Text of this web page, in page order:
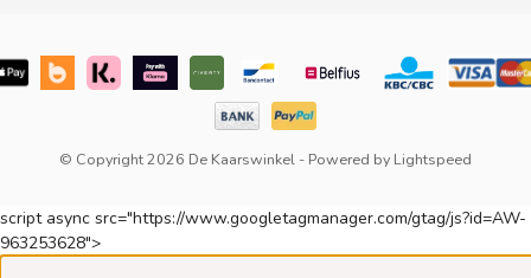
© Copyright 2026 De Kaarswinkel - Powered by Lightspeed
script async src="https://www.googletagmanager.com/gtag/js?id=AW-
963253628">